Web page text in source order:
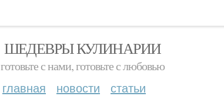
ШЕДЕВРЫ КУЛИНАРИИ
готовьте с нами, готовьте с любовью
главная новости статьи